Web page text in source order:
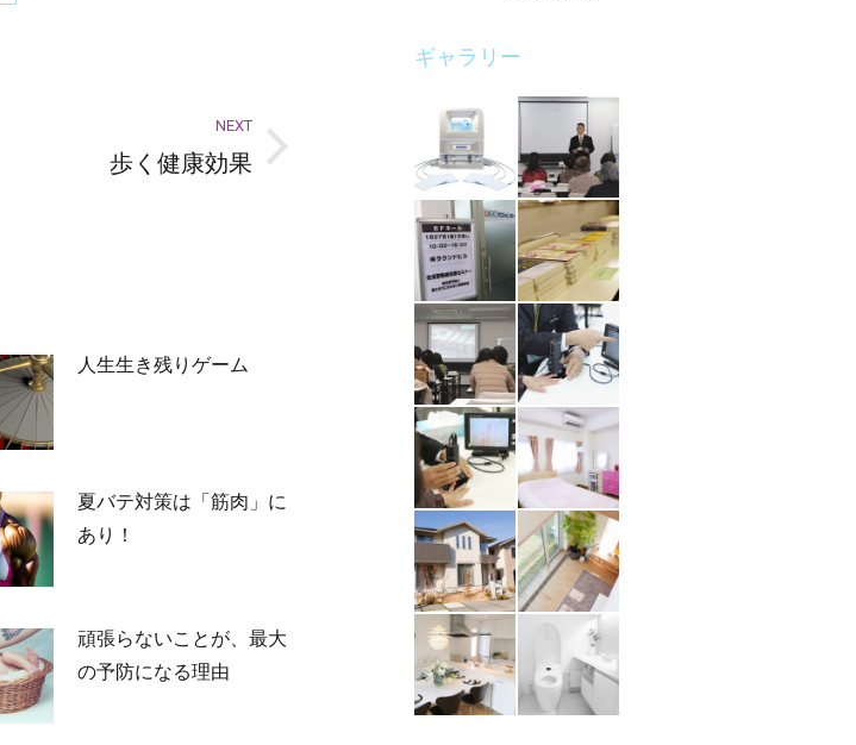
NEXT
歩く健康効果
人生生き残りゲーム
夏バテ対策は「筋肉」に
あり！
頑張らないことが、最大
の予防になる理由
ギャラリー